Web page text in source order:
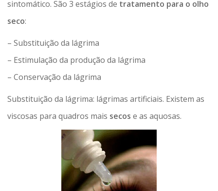
sintomático. São 3 estágios de tratamento para o olho
seco:
– Substituição da lágrima
– Estimulação da produção da lágrima
– Conservação da lágrima
Substituição da lágrima: lágrimas artificiais. Existem as
viscosas para quadros mais secos e as aquosas.